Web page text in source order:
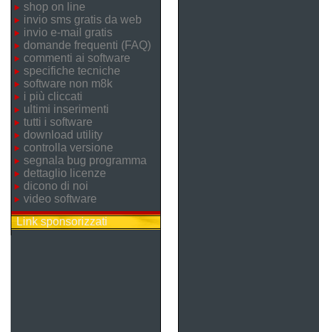
shop on line
invio sms gratis da web
invio e-mail gratis
domande frequenti (FAQ)
commenti ai software
specifiche tecniche
software non m8k
i più cliccati
ultimi inserimenti
tutti i software
download utility
controlla versione
segnala bug programma
dettaglio licenze
dicono di noi
video software
Link sponsorizzati